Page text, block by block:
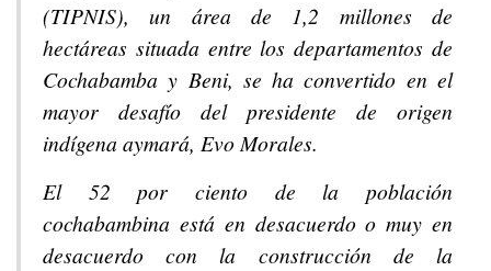
(TIPNIS), un área de 1,2 millones de
hectáreas situada entre los departamentos de
Cochabamba y Beni, se ha convertido en el
mayor desafío del presidente de origen
indígena aymará, Evo Morales.
El 52 por ciento de la población
cochabambina está en desacuerdo o muy en
desacuerdo con la construcción de la